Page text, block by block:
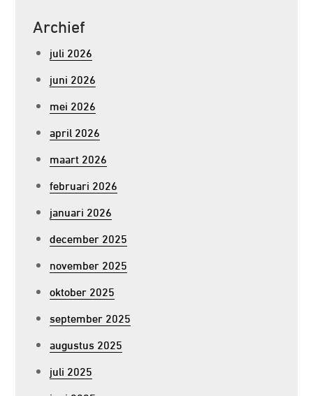
Archief
juli 2026
juni 2026
mei 2026
april 2026
maart 2026
februari 2026
januari 2026
december 2025
november 2025
oktober 2025
september 2025
augustus 2025
juli 2025